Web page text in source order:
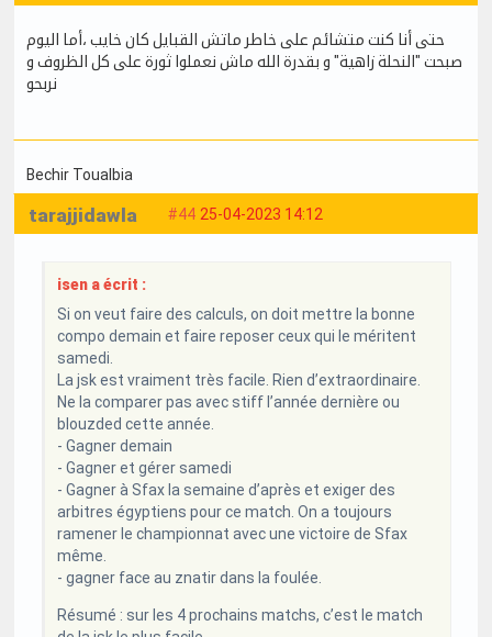
حتى أنا كنت متشائم على خاطر ماتش القبايل كان خايب ،أما اليوم
صبحت "النحلة زاهية" و بقدرة الله ماش نعملوا ثورة على كل الظروف و
نربحو
Bechir Toualbia
#44 25-04-2023 14:12
tarajjidawla
isen a écrit :
Si on veut faire des calculs, on doit mettre la bonne
compo demain et faire reposer ceux qui le méritent
samedi.
La jsk est vraiment très facile. Rien d’extraordinaire.
Ne la comparer pas avec stiff l’année dernière ou
blouzded cette année.
- Gagner demain
- Gagner et gérer samedi
- Gagner à Sfax la semaine d’après et exiger des
arbitres égyptiens pour ce match. On a toujours
ramener le championnat avec une victoire de Sfax
même.
- gagner face au znatir dans la foulée.
Résumé : sur les 4 prochains matchs, c’est le match